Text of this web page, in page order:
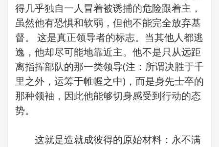
得几乎独自一人冒着被诱捕的危险跟着主，
虽然他有恐惧和软弱，但他不能完全放弃基
督。 这是真正领导者的标志。当其他人都逃
逸，他却尽可能地靠近主。他不是只从远距
离指挥部队的那一类领导(注：所谓决胜于千
里之外，运筹于帷幄之中)，而是身先士卒的
那种领袖，因此他能够切身感受到行动的态
势。
这就是造就成彼得的原始材料：永不满